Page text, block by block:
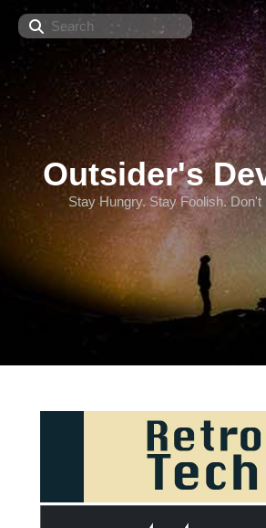
Search
Outsider's
Stay Hungry. Stay Foolish. Don't